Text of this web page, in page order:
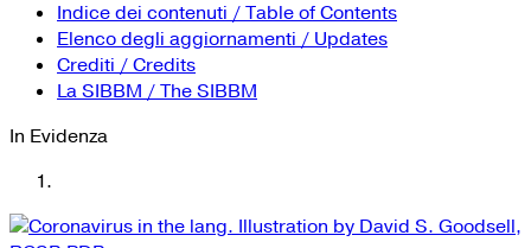
Tutti i siti Zanichelli per la scuola
Collezioni Università
Facebook
Twitter
Instagram
Instagram scuola
Mail
Indice dei contenuti / Table of Contents
Elenco degli aggiornamenti / Updates
Crediti / Credits
La SIBBM / The SIBBM
In Evidenza